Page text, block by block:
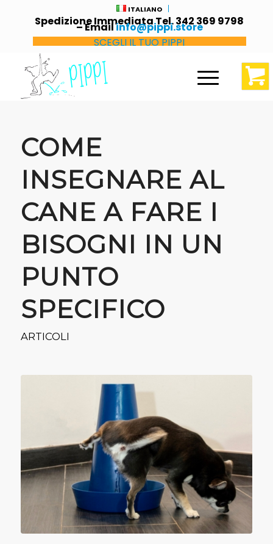
ITALIANO
Spedizione Immediata Tel. 342 369 9798
– Emailinfo@pippi.store
SCEGLI IL TUO PIPPI
COME
INSEGNARE AL
CANE A FARE I
BISOGNI IN UN
PUNTO
SPECIFICO
ARTICOLI